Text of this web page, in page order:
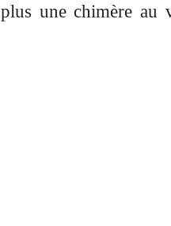
une chimère